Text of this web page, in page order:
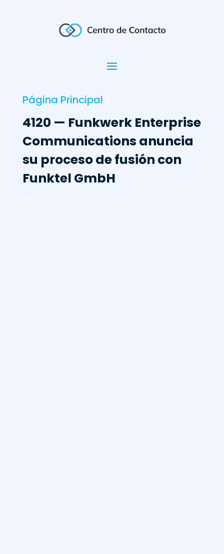
Página Principal
4120 — Funkwerk Enterprise
Communications anuncia
su proceso de fusión con
Funktel GmbH